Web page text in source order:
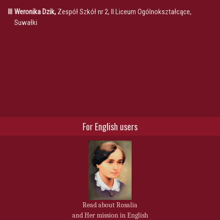
III Weronika Dzik, Zespół Szkół nr 2, II Liceum Ogólnokształcące,
Suwałki
For English users
Read about Rosalia
and Her mission in English